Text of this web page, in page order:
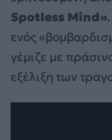
Spotless Mind»
ενός
γέμιζε με
εξέλιξη των